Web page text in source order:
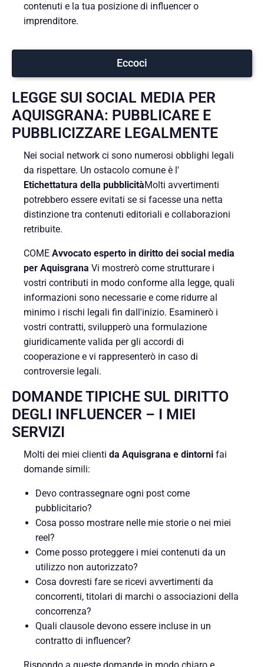
contenuti e la tua posizione di influencer o
imprenditore.
Eccoci
LEGGE SUI SOCIAL MEDIA PER
AQUISGRANA: PUBBLICARE E
PUBBLICIZZARE LEGALMENTE
Nei social network ci sono numerosi obblighi legali
da rispettare. Un ostacolo comune è l'
Etichettatura della pubblicitàMolti avvertimenti
potrebbero essere evitati se si facesse una netta
distinzione tra contenuti editoriali e collaborazioni
retribuite.
COME Avvocato esperto in diritto dei social media
per Aquisgrana Vi mostrerò come strutturare i
vostri contributi in modo conforme alla legge, quali
informazioni sono necessarie e come ridurre al
minimo i rischi legali fin dall'inizio. Esaminerò i
vostri contratti, svilupperò una formulazione
giuridicamente valida per gli accordi di
cooperazione e vi rappresenterò in caso di
controversie legali.
DOMANDE TIPICHE SUL DIRITTO
DEGLI INFLUENCER – I MIEI
SERVIZI
Molti dei miei clienti da Aquisgrana e dintorni fai
domande simili:
Devo contrassegnare ogni post come
pubblicitario?
Cosa posso mostrare nelle mie storie o nei miei
reel?
Come posso proteggere i miei contenuti da un
utilizzo non autorizzato?
Cosa dovresti fare se ricevi avvertimenti da
concorrenti, titolari di marchi o associazioni della
concorrenza?
Quali clausole devono essere incluse in un
contratto di influencer?
Rispondo a queste domande in modo chiaro e